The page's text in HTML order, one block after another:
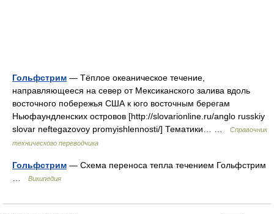
Гольфстрим — Тёплое океаническое течение,
направляющееся на север от Мексиканского залива вдоль
восточного побережья США к юго восточным берегам
Ньюфаундленских островов [http://slovarionline.ru/anglo russkiy
slovar neftegazovoy promyishlennosti/] Тематики… …
Справочник
технического переводчика
Гольфстрим — Схема переноса тепла течением Гольфстрим
Википедия